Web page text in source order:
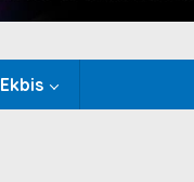
Ekbis